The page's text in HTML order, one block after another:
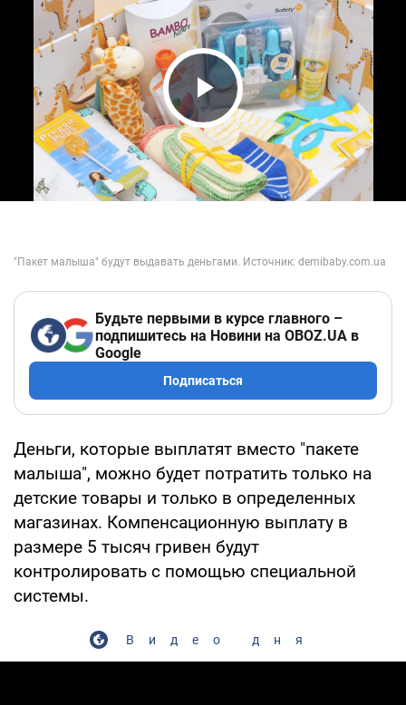
Play Video
Будьте первыми в курсе главного –
подпишитесь на Новини на OBOZ.UA в
Google
Подписаться
Деньги, которые выплатят вместо "пакете
малыша", можно будет потратить только на
детские товары и только в определенных
магазинах. Компенсационную выплату в
размере 5 тысяч гривен будут
контролировать с помощью специальной
системы.
Видео дня